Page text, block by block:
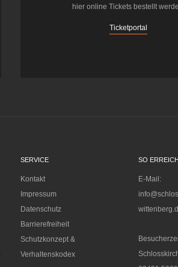
hier online Tickets bestellt
Ticketportal
SERVICE
Kontakt
Impressum
Datenschutz
Barrierefreiheit
Schutzkonzept &
Verhaltenskodex
SO
E-Mail: